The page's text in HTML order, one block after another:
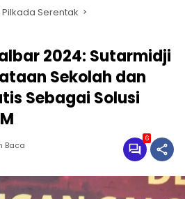
Pilkada Serentak
2024: Sutarmidji
Sekolah dan
Sebagai Solusi
Baca
6